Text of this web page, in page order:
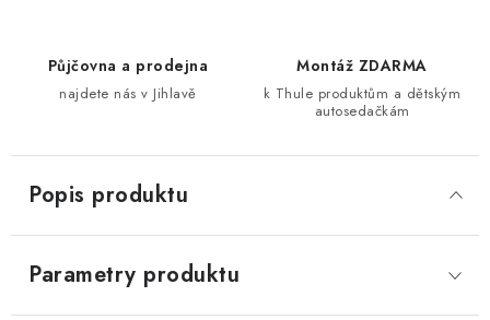
Půjčovna a prodejna
najdete nás v Jihlavě
Montáž ZDARMA
k Thule produktům a dětským
autosedačkám
Popis produktu
Parametry produktu